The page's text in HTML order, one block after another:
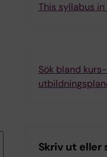
This syllabus in
Sök bland
Skriv ut eller